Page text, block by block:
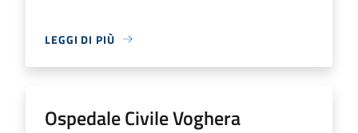
LEGGI DI PIÙ
Ospedale Civile Voghera